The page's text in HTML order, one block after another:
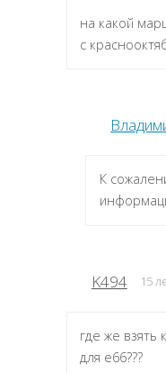
на какой
с
К
K494 15
где же взять
для е66???